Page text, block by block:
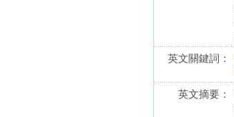
英文關鍵詞：
英文摘要：